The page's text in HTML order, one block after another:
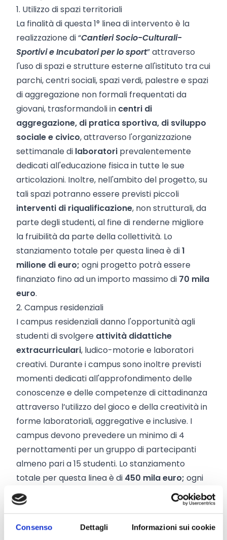
Consenso Dettagli Informazioni sui cookie
1. Utilizzo di spazi territoriali
La finalità di questa 1° linea di intervento è la
realizzazione di “Cantieri Socio-Culturali-
Sportivi e Incubatori per lo sport” attraverso
l'uso di spazi e strutture esterne all'istituto tra cui
parchi, centri sociali, spazi verdi, palestre e spazi
di aggregazione non formali frequentati da
giovani, trasformandoli in centri di
aggregazione, di pratica sportiva, di sviluppo
sociale e civico, attraverso l'organizzazione
settimanale di laboratori prevalentemente
dedicati all'educazione fisica in tutte le sue
articolazioni. Inoltre, nell'ambito del progetto, su
tali spazi potranno essere previsti piccoli
interventi di riqualificazione, non strutturali, da
parte degli studenti, al fine di renderne migliore
la fruibilità da parte della collettività. Lo
stanziamento totale per questa linea è di1
milione di euro; ogni progetto potrà essere
finanziato fino ad un importo massimo di 70 mila
euro.
2. Campus residenziali
I campus residenziali danno l'opportunità agli
studenti di svolgere attività didattiche
extracurriculari, ludico-motorie e laboratori
creativi. Durante i campus sono inoltre previsti
momenti dedicati all'approfondimento delle
conoscenze e delle competenze di cittadinanza
attraverso l’utilizzo del gioco e della creatività in
forme laboratoriali, aggregative e inclusive. I
campus devono prevedere un minimo di 4
pernottamenti per un gruppo di partecipanti
almeno pari a 15 studenti. Lo stanziamento
totale per questa linea è di 450 mila euro; ogni
progetto potrà essere finanziato fino ad un
importo massimo di
I progetti possono essere presentati da